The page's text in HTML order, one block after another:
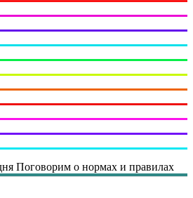
Поговорим о нормах и правилах